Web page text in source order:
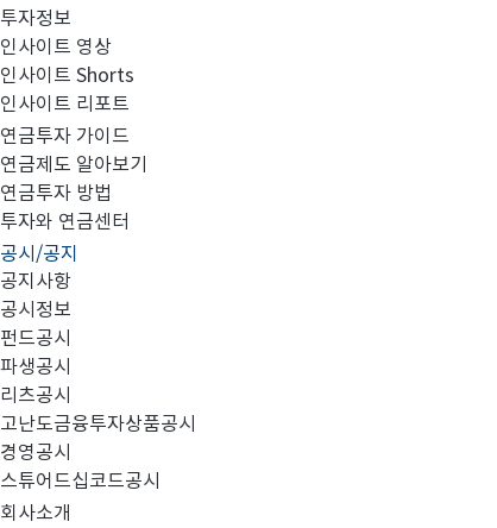
투자정보
인사이트 영상
인사이트 Shorts
인사이트 리포트
연금투자 가이드
연금제도 알아보기
연금투자 방법
투자와 연금센터
공시/공지
공지사항
공시정보
펀드공시
파생공시
리츠공시
고난도금융투자상품공시
경영공시
스튜어드십코드공시
회사소개
고난도금융투자상품_공시_20250220